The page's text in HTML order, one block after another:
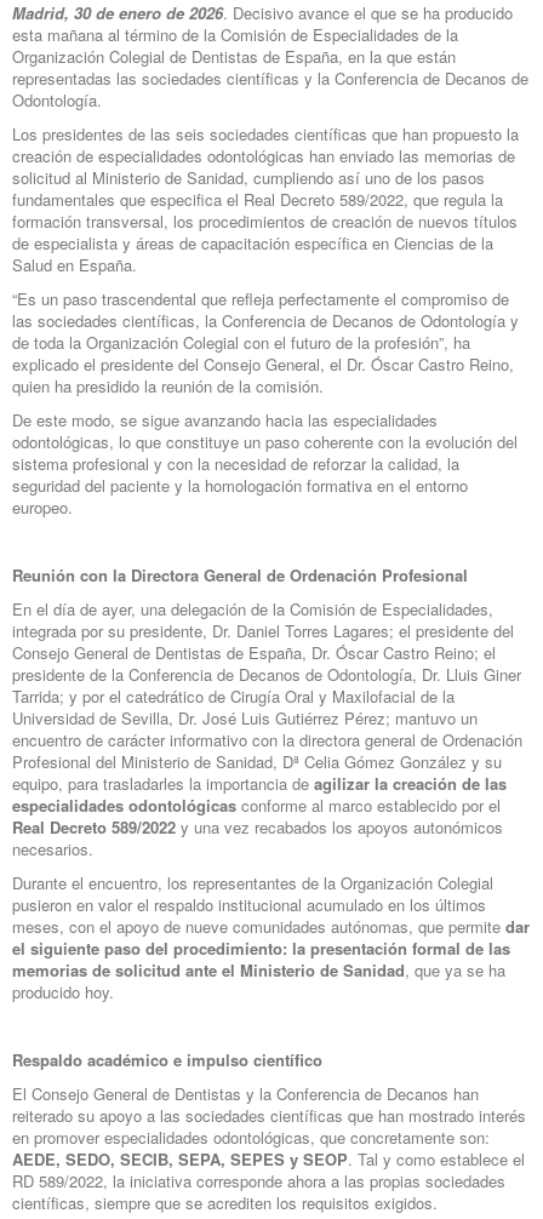
Madrid, 30 de enero de 2026. Decisivo avance el que se ha producido
esta mañana al término de la Comisión de Especialidades de la
Organización Colegial de Dentistas de España, en la que están
representadas las sociedades científicas y la Conferencia de Decanos de
Odontología.
Los presidentes de las seis sociedades científicas que han propuesto la
creación de especialidades odontológicas han enviado las memorias de
solicitud al Ministerio de Sanidad, cumpliendo así uno de los pasos
fundamentales que especifica el Real Decreto 589/2022, que regula la
formación transversal, los procedimientos de creación de nuevos títulos
de especialista y áreas de capacitación específica en Ciencias de la
Salud en España.
“Es un paso trascendental que refleja perfectamente el compromiso de
las sociedades científicas, la Conferencia de Decanos de Odontología y
de toda la Organización Colegial con el futuro de la profesión”, ha
explicado el presidente del Consejo General, el Dr. Óscar Castro Reino,
quien ha presidido la reunión de la comisión.
De este modo, se sigue avanzando hacia las especialidades
odontológicas, lo que constituye un paso coherente con la evolución del
sistema profesional y con la necesidad de reforzar la calidad, la
seguridad del paciente y la homologación formativa en el entorno
europeo.
Reunión con la Directora General de Ordenación Profesional
En el día de ayer, una delegación de la Comisión de Especialidades,
integrada por su presidente, Dr. Daniel Torres Lagares; el presidente del
Consejo General de Dentistas de España, Dr. Óscar Castro Reino; el
presidente de la Conferencia de Decanos de Odontología, Dr. Lluis Giner
Tarrida; y por el catedrático de Cirugía Oral y Maxilofacial de la
Universidad de Sevilla, Dr. José Luis Gutiérrez Pérez; mantuvo un
encuentro de carácter informativo con la directora general de Ordenación
Profesional del Ministerio de Sanidad, Dª Celia Gómez González y su
equipo, para trasladarles la importancia de agilizar la creación de las
especialidades odontológicas conforme al marco establecido por el
Real Decreto 589/2022 y una vez recabados los apoyos autonómicos
necesarios.
Durante el encuentro, los representantes de la Organización Colegial
pusieron en valor el respaldo institucional acumulado en los últimos
meses, con el apoyo de nueve comunidades autónomas, que permite dar
el siguiente paso del procedimiento: la presentación formal de las
memorias de solicitud ante el Ministerio de Sanidad, que ya se ha
producido hoy.
Respaldo académico e impulso científico
El Consejo General de Dentistas y la Conferencia de Decanos han
reiterado su apoyo a las sociedades científicas que han mostrado interés
en promover especialidades odontológicas, que concretamente son:
AEDE, SEDO, SECIB, SEPA, SEPES y SEOP. Tal y como establece el
RD 589/2022, la iniciativa corresponde ahora a las propias sociedades
científicas, siempre que se acrediten los requisitos exigidos.